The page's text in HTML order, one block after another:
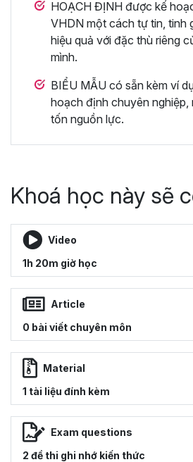
HOẠCH ĐỊNH được kế
VHDN một cách tự tin, tinh
hiệu quả với đặc thù riêng
mình.
BIỂU MẪU có sẵn kèm ví
hoạch định chuyên nghiệp,
tốn nguồn lực.
Khoá học này sẽ
Video
1h 20m giờ học
Article
0 bài viết chuyên môn
Material
1 tài liệu đính kèm
Exam questions
2 đề thi ghi nhớ kiến thức